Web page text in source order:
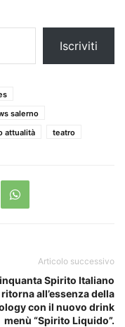
Iscriviti
salerno
attualità teatro
Articolo successivo
Spirito Italiano
ritorna all’essenza della
con il nuovo drink
menù “Spirito Liquido”.